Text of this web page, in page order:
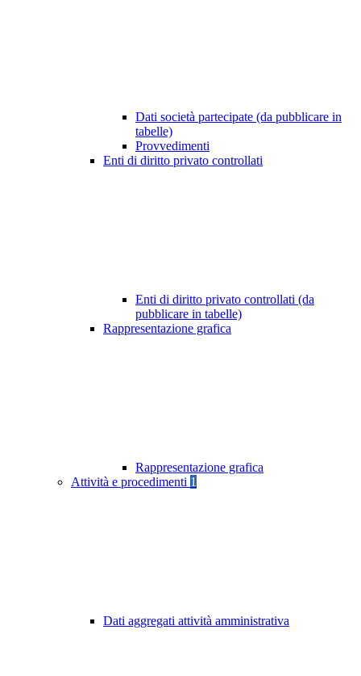
Dati società partecipate (da pubblicare in
tabelle)
Provvedimenti
Enti di diritto privato controllati
Enti di diritto privato controllati (da
pubblicare in tabelle)
Rappresentazione grafica
Rappresentazione grafica
Attività e procedimenti 1
Dati aggregati attività amministrativa